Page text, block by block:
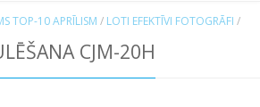
TOP-10 APRĪLISM / LOTI EFEKTĪVI FOTOGRĀFI /
CJM-20H